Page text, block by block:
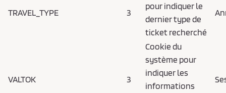
TRAVEL_TYPE 3
pour indiquer le
dernier type de
ticket recherché
VALTOK 3
Cookie du
système pour
indiquer les
informations